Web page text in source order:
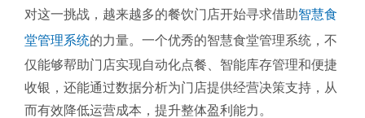
对这一挑战，越来越多的餐饮门店开始寻求借助智慧食
堂管理系统的力量。一个优秀的智慧食堂管理系统，不
仅能够帮助门店实现自动化点餐、智能库存管理和便捷
收银，还能通过数据分析为门店提供经营决策支持，从
而有效降低运营成本，提升整体盈利能力。